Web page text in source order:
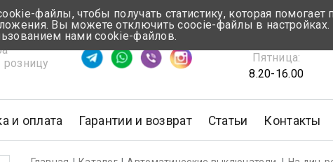
Время ответа ≈ 5 мин
Понедельник-
Пятница:
8.20-16.00
и оплата Гарантии и возврат Статьи Контакты
файлы, чтобы получать статистику, которая
Вы можете отключить coocie-файлы в
нами cookie-файлов.